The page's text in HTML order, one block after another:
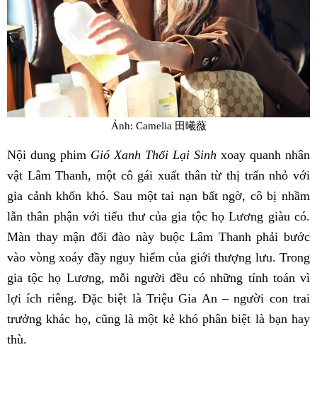
Ảnh: Camelia 田曦薇
Nội dung phim Gió Xanh Thổi Lại Sinh xoay quanh nhân
vật Lâm Thanh, một cô gái xuất thân từ thị trấn nhỏ với
gia cảnh khốn khó. Sau một tai nạn bất ngờ, cô bị nhầm
lẫn thân phận với tiểu thư của gia tộc họ Lương giàu có.
Màn thay mận đổi đào này buộc Lâm Thanh phải bước
vào vòng xoáy đầy nguy hiểm của giới thượng lưu. Trong
gia tộc họ Lương, mỗi người đều có những tính toán vì
lợi ích riêng. Đặc biệt là Triệu Gia An – người con trai
trưởng khác họ, cũng là một kẻ khó phân biệt là bạn hay
thù.